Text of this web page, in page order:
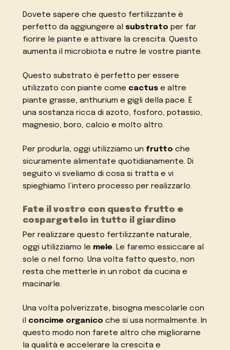
Dovete sapere che questo fertilizzante è
perfetto da aggiungere al substrato per far
fiorire le piante e attivare la crescita. Questo
aumenta il microbiota e nutre le vostre piante.
Questo substrato è perfetto per essere
utilizzato con piante come cactus e altre
piante grasse, anthurium e gigli della pace. È
una sostanza ricca di azoto, fosforo, potassio,
magnesio, boro, calcio e molto altro.
Per produrla, oggi utilizziamo un frutto che
sicuramente alimentate quotidianamente. Di
seguito vi sveliamo di cosa si tratta e vi
spieghiamo l’intero processo per realizzarlo.
Fate il vostro con questo frutto e
cospargetelo in tutto il giardino
Per realizzare questo fertilizzante naturale,
oggi utilizziamo le mele. Le faremo essiccare al
sole o nel forno. Una volta fatto questo, non
resta che metterle in un robot da cucina e
macinarle.
Una volta polverizzate, bisogna mescolarle con
il concime organico che si usa normalmente. In
questo modo non farete altro che migliorarne
la qualità e accelerare la crescita e